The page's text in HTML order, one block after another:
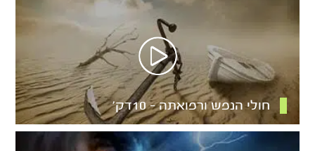
חולי הנפש ורפואתה – 10דק’